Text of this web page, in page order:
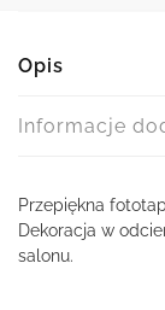
Opis
Informacje
Przepiękna
Dekoracja w
salonu.